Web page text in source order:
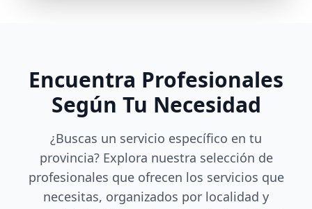
Encuentra Profesionales
Según Tu Necesidad
¿Buscas un servicio específico en tu
provincia? Explora nuestra selección de
profesionales que ofrecen los servicios que
necesitas, organizados por localidad y